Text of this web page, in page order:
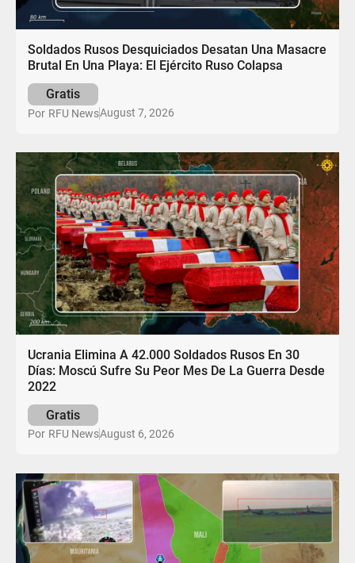
Soldados Rusos Desquiciados Desatan Una Masacre
Brutal En Una Playa: El Ejército Ruso Colapsa
Gratis
Por RFU NewsAugust 7, 2026
Ucrania Elimina A 42.000 Soldados Rusos En 30
Días: Moscú Sufre Su Peor Mes De La Guerra Desde
2022
Gratis
Por RFU NewsAugust 6, 2026